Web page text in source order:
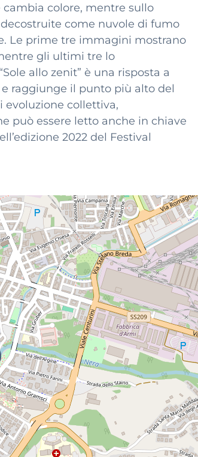
colore, mentre sullo
come nuvole di fumo
Le prime tre immagini mostrano
gli ultimi tre lo
allo zenit” è una risposta a
raggiunge il punto più alto del
evoluzione collettiva,
può essere letto anche in chiave
2022 del Festival